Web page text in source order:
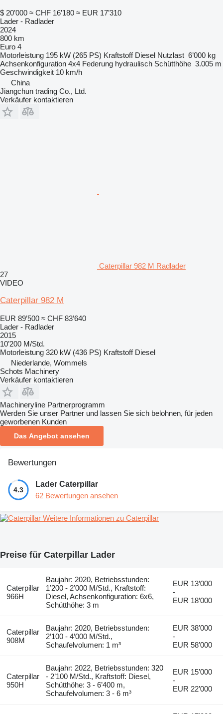
$ 20’000 ≈ CHF 16’180 ≈ EUR 17’310
Lader - Radlader
2024
800 km
Euro 4
Motorleistung 195 kW (265 PS) Kraftstoff Diesel Nutzlast 6’000 kg
Achsenkonfiguration 4x4 Federung hydraulisch Schütthöhe 3.005 m
Geschwindigkeit 10 km/h
China
Jiangchun trading Co., Ltd.
Verkäufer kontaktieren
Caterpillar 982 M Radlader
27
VIDEO
Caterpillar 982 M
EUR 89’500 ≈ CHF 83’640
Lader - Radlader
2015
10’200 M/Std.
Motorleistung 320 kW (436 PS) Kraftstoff Diesel
Niederlande, Wommels
Schots Machinery
Verkäufer kontaktieren
Machineryline Partnerprogramm
Werden Sie unser Partner und lassen Sie sich belohnen, für jeden
geworbenen Kunden
Das Angebot ansehen
Bewertungen
4.3
Lader Caterpillar
62 Bewertungen ansehen
Weitere Informationen zu Caterpillar
Preise für Caterpillar Lader
Caterpillar
966H
Baujahr: 2020, Betriebsstunden:
1’200 - 2’000 M/Std., Kraftstoff:
Diesel, Achsenkonfiguration: 6x6,
Schütthöhe: 3 m
EUR 13’000
-
EUR 18’000
Caterpillar
908M
Baujahr: 2020, Betriebsstunden:
2’100 - 4’000 M/Std.,
Schaufelvolumen: 1 m³
EUR 38’000
-
EUR 58’000
Caterpillar
950H
Baujahr: 2022, Betriebsstunden: 320
- 2’100 M/Std., Kraftstoff: Diesel,
Schütthöhe: 3 - 6’400 m,
Schaufelvolumen: 3 - 6 m³
EUR 15’000
-
EUR 22’000